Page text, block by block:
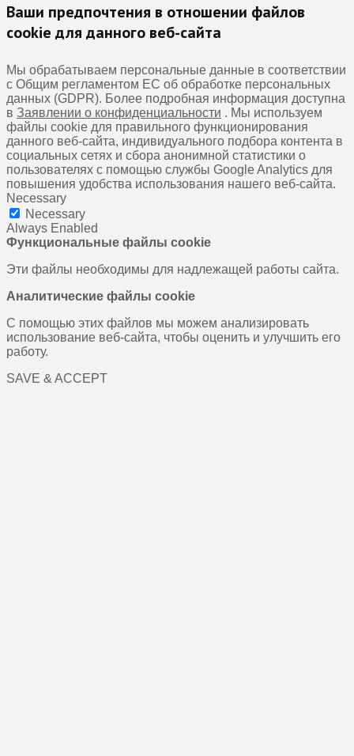
Ваши предпочтения в отношении файлов
cookie для данного веб-сайта
Мы обрабатываем персональные данные в соответствии
с Общим регламентом ЕС об обработке персональных
данных (GDPR). Более подробная информация доступна
в Заявлении о конфиденциальности . Мы используем
файлы cookie для правильного функционирования
данного веб-сайта, индивидуального подбора контента в
социальных сетях и сбора анонимной статистики о
пользователях с помощью службы Google Analytics для
повышения удобства использования нашего веб-сайта.
Necessary
Necessary
Always Enabled
Функциональные файлы cookie
Эти файлы необходимы для надлежащей работы сайта.
Аналитические файлы cookie
С помощью этих файлов мы можем анализировать
использование веб-сайта, чтобы оценить и улучшить его
работу.
SAVE & ACCEPT